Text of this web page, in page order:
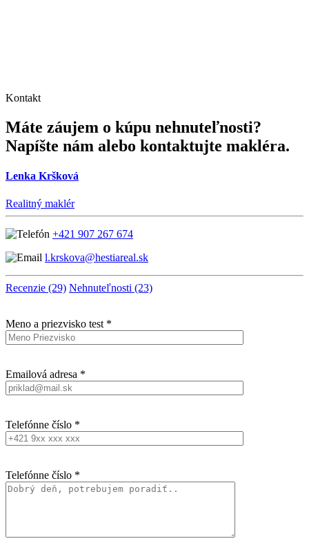
Kontakt
Máte záujem o kúpu nehnuteľnosti?
Napíšte nám alebo kontaktujte makléra.
Lenka Kršková
Realitný maklér
+421 907 267 674
l.krskova@hestiareal.sk
Recenzie (29) Nehnuteľnosti (23)
Meno a priezvisko test *
Emailová adresa *
Telefónne číslo *
Telefónne číslo *